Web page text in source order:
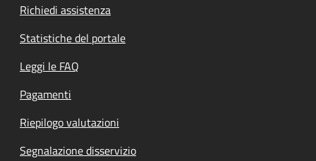
Richiedi assistenza
Statistiche del portale
Leggi le FAQ
Pagamenti
Riepilogo valutazioni
Segnalazione disservizio